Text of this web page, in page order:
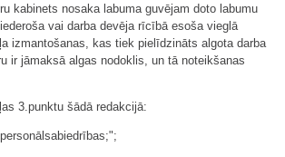
kabinets nosaka labuma guvējam doto labumu
vai darba devēja rīcībā esoša vieglā
izmantošanas, kas tiek pielīdzināts algota darba
ir jāmaksā algas nodoklis, un tā noteikšanas
3.punktu šādā redakcijā: